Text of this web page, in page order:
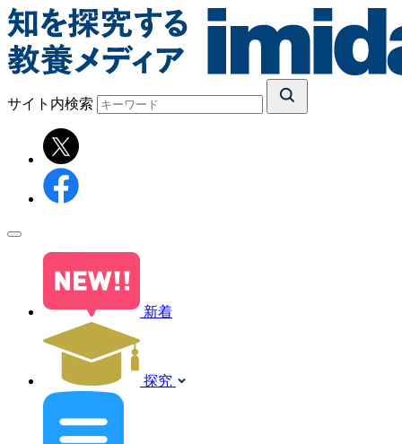
サイト内検索
新着
探究